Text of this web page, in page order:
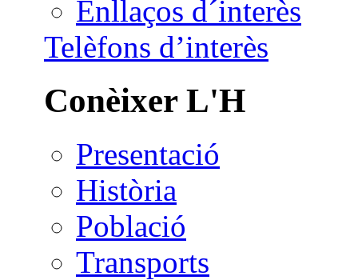
Enllaços d´interès
Telèfons d’interès
Conèixer L'H
Presentació
Història
Població
Transports